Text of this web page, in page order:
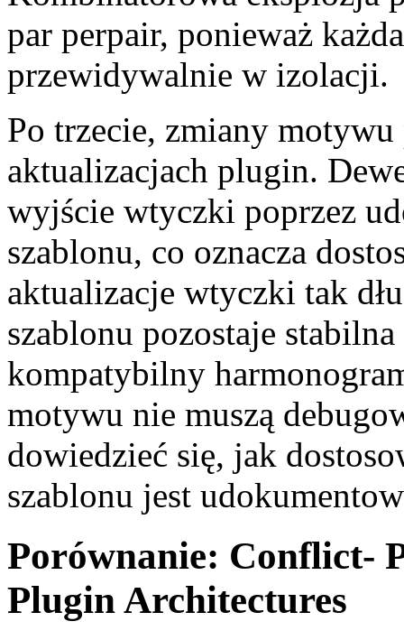
par perpair, ponieważ
przewidywalnie w izolacji.
Po trzecie, zmiany
aktualizacjach plugin.
wyjście wtyczki poprzez
szablonu, co oznacza
aktualizacje wtyczki tak
szablonu pozostaje
kompatybilny
motywu nie muszą
dowiedzieć się, jak
szablonu jest
Porównanie: Conflict-
Plugin Architectures